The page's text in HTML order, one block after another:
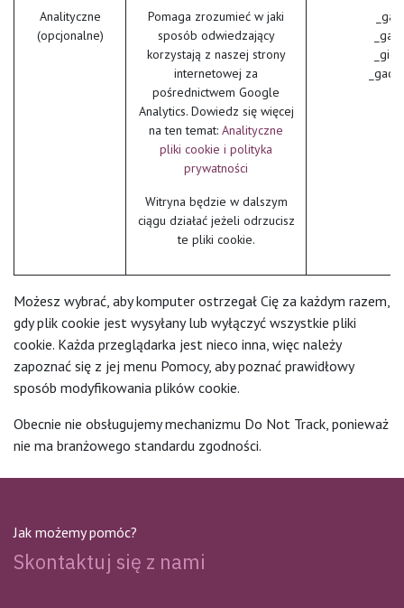
Analityczne
(opcjonalne)
Pomaga zrozumieć w jaki
sposób odwiedzający
korzystają z naszej strony
internetowej za
pośrednictwem Google
Analytics. Dowiedz się więcej
na ten temat: Analityczne
pliki cookie i polityka
prywatności
Witryna będzie w dalszym
ciągu działać jeżeli odrzucisz
te pliki cookie.
_ga
_gid
Możesz wybrać, aby komputer ostrzegał Cię za każdym razem,
gdy plik cookie jest wysyłany lub wyłączyć wszystkie pliki
cookie. Każda przeglądarka jest nieco inna, więc należy
zapoznać się z jej menu Pomocy, aby poznać prawidłowy
sposób modyfikowania plików cookie.
Obecnie nie obsługujemy mechanizmu Do Not Track, ponieważ
nie ma branżowego standardu zgodności.
Jak możemy pomóc?
Skontaktuj się z nami